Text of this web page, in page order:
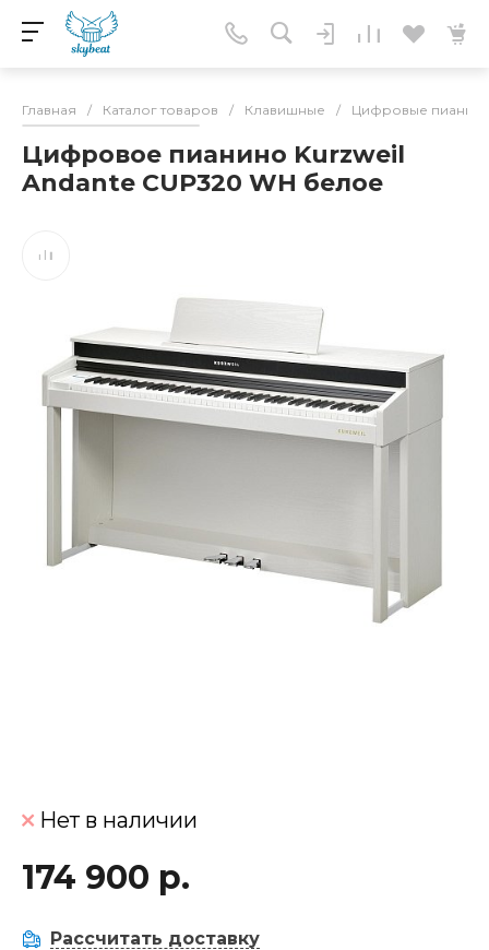
Главная / Каталог товаров / Клавишные / Цифровые
Цифровое пианино Kurzweil
Andante CUP320 WH белое
Нет в наличии
174 900 р.
Рассчитать доставку